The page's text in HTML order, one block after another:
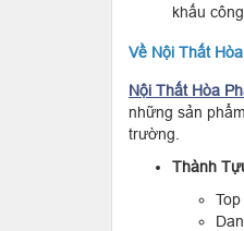
khấu
Về Nội Thất
Nội Thất Hòa
những sản
trường.
Thành